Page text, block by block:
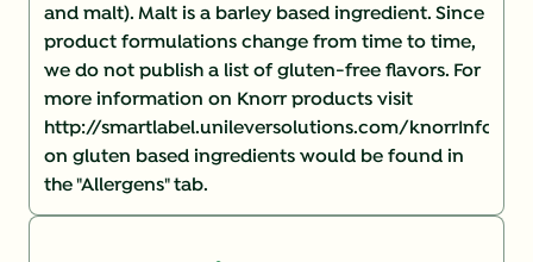
and malt). Malt is a barley based ingredient. Since
product formulations change from time to time,
we do not publish a list of gluten-free flavors. For
more information on Knorr products visit
http://smartlabel.unileversolutions.com/
on gluten based ingredients would be found in
the "Allergens" tab.